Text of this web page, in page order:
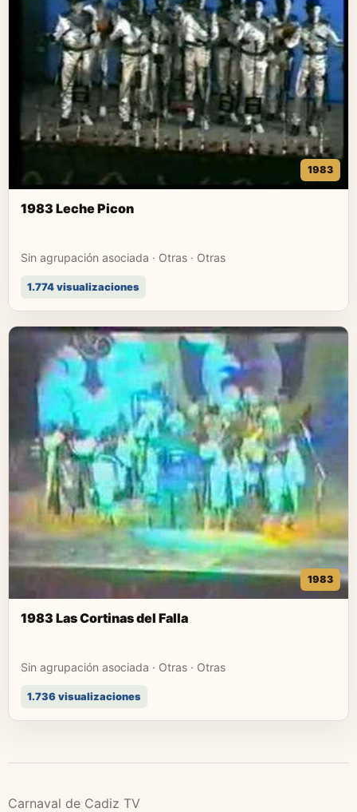
1983
1983 Leche Picon
Sin agrupación asociada · Otras · Otras
1.774 visualizaciones
1983
1983 Las Cortinas del Falla
Sin agrupación asociada · Otras · Otras
1.736 visualizaciones
Carnaval de Cadiz TV